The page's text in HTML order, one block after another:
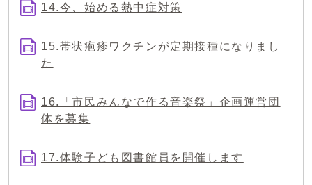
14.今、始める熱中症対策
15.帯状疱疹ワクチンが定期接種になりまし
た
16.「市民みんなで作る音楽祭」企画運営団
体を募集
17.体験子ども図書館員を開催します